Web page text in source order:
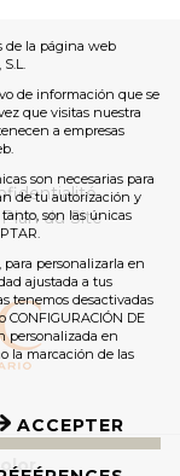
Plan du Site
de la página web
de información que se
que visitas nuestra
a empresas
son necesarias para
de tu autorización y
son las únicas
personalizarla en
ajustada a tus
tenemos desactivadas
DE
personalizada en
la marcación de las
ACCEPTER